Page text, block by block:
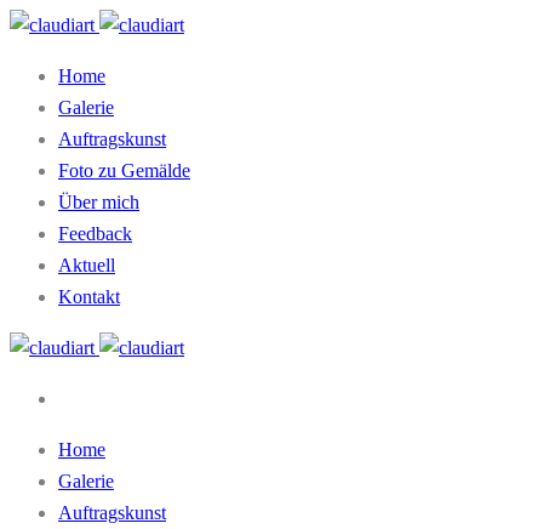
Home
Galerie
Auftragskunst
Foto zu Gemälde
Über mich
Feedback
Aktuell
Kontakt
Home
Galerie
Auftragskunst